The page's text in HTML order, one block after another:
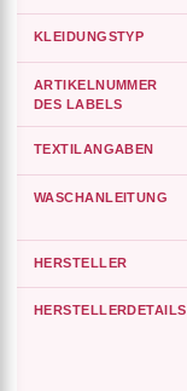
KLEIDUNGSTYP
ARTIKELNUMMER
DES LABELS
TEXTILANGABEN
WASCHANLEITUNG
HERSTELLER
HERSTELLERDETAILS